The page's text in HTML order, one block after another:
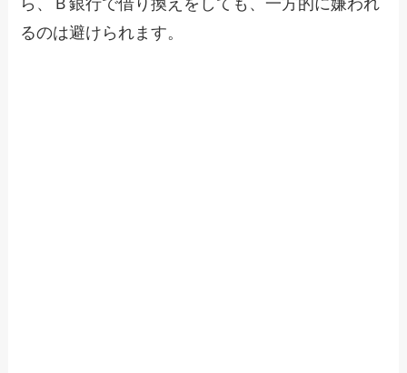
るのは避けられます。